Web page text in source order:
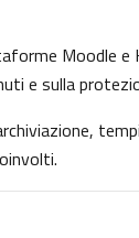
Moodle
e sulla